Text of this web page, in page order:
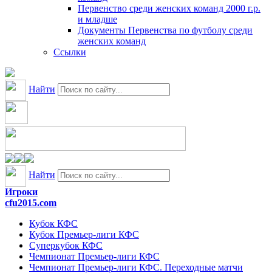
Первенство среди женских команд 2000 г.р.
и младше
Документы Первенства по футболу среди
женских команд
Ссылки
Найти
Найти
Игроки
cfu2015.com
Кубок КФС
Кубок Премьер-лиги КФС
Суперкубок КФС
Чемпионат Премьер-лиги КФС
Чемпионат Премьер-лиги КФС. Переходные матчи